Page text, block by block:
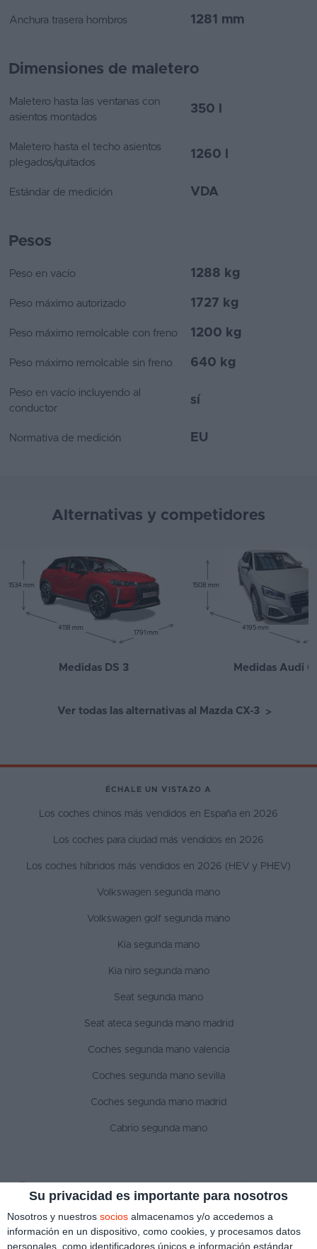
Su privacidad es importante para nosotros
Nosotros y nuestros socios almacenamos y/o accedemos a
información en un dispositivo, como cookies, y procesamos datos
personales, como identificadores únicos e información estándar
Anchura trasera hombros 1281 mm
Maletero hasta las ventanas con
asientos montados
350 l
Maletero hasta el techo asientos
plegados/quitados
1260 l
Estándar de medición VDA
Dimensiones de maletero
Peso en vacío 1288 kg
Peso máximo autorizado 1727 kg
Peso máximo remolcable con freno 1200 kg
Peso máximo remolcable sin freno 640 kg
Peso en vacío incluyendo al
conductor
sí
Normativa de medición EU
Pesos
Alternativas y competidores
1534 mm
4118 mm
1791 mm
Medidas DS 3
1508 mm
4195 mm
Medidas Audi
Ver todas las alternativas al Mazda CX-3 >
ÉCHALE UN VISTAZO A
Los coches chinos más vendidos en España en 2026
Los coches para ciudad más vendidos en 2026
Los coches híbridos más vendidos en 2026 (HEV y PHEV)
Volkswagen segunda mano
Volkswagen golf segunda mano
Kia segunda mano
Kia niro segunda mano
Seat segunda mano
Seat ateca segunda mano madrid
Coches segunda mano valencia
Coches segunda mano sevilla
Coches segunda mano madrid
Cabrio segunda mano
SÍGUENOS